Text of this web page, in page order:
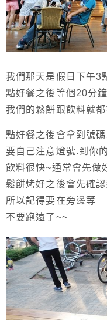
我們那天是假日下午3
點好餐之後等個20分
我們的鬆餅跟飲料就都
點好餐之後會拿到號碼
要自己注意燈號.到你
飲料很快~通常會先做
鬆餅烤好之後會先確
所以記得要在旁邊等
不要跑遠了~~